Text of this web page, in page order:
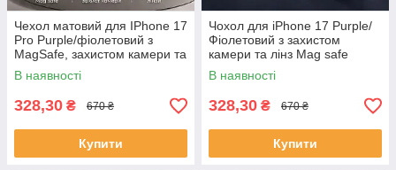
Чехол матовий для IPhone 17
Pro Purple/фіолетовий з
MagSafe, захистом камери та
лінз
В наявності
328,30 ₴ 670 ₴
Купити
Чохол для iPhone 17 Purple/
Фіолетовий з захистом
камери та лінз Mag safe
В наявності
328,30 ₴ 670 ₴
Купити